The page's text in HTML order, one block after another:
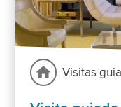
Visitas